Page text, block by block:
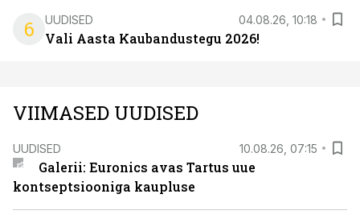
6 UUDISED 04.08.26, 10:18
Vali Aasta Kaubandustegu 2026!
VIIMASED UUDISED
UUDISED 10.08.26, 07:15
Galerii: Euronics avas Tartus uue
kontseptsiooniga kaupluse